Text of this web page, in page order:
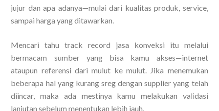
jujur dan apa adanya—mulai dari kualitas produk, service,
sampai harga yang ditawarkan.
Mencari tahu track record jasa konveksi itu melalui
bermacam sumber yang bisa kamu akses—internet
ataupun referensi dari mulut ke mulut. Jika menemukan
beberapa hal yang kurang sreg dengan supplier yang telah
diincar, maka ada mestinya kamu melakukan validasi
lanjutan sebelum menentukan lebih jauh.